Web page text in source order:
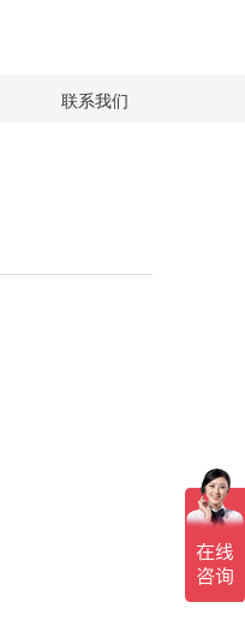
联系我们